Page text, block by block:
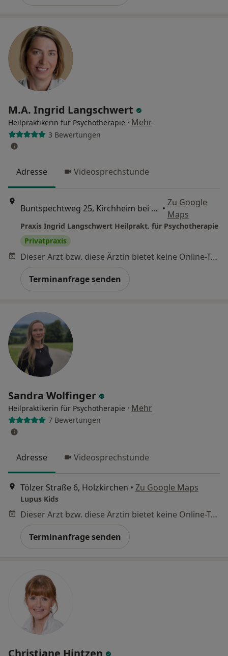
M.A. Ingrid Langschwert
Heilpraktikerin für Psychotherapie · Mehr
3 Bewertungen
Adresse Videosprechstunde
Buntspechtweg 25, Kirchheim bei München •
Zu Google
Maps
Praxis Ingrid Langschwert Heilprakt. für Psychotherapie
Privatpraxis
Dieser Arzt bzw. diese Ärztin bietet keine Online-Terminbuchung an diesem Standort an.
Terminanfrage senden
Sandra Wolfinger
Heilpraktikerin für Psychotherapie · Mehr
7 Bewertungen
Adresse Videosprechstunde
Tölzer Straße 6, Holzkirchen • Zu Google Maps
Lupus Kids
Dieser Arzt bzw. diese Ärztin bietet keine Online-Terminbuchung an diesem Standort an.
Terminanfrage senden